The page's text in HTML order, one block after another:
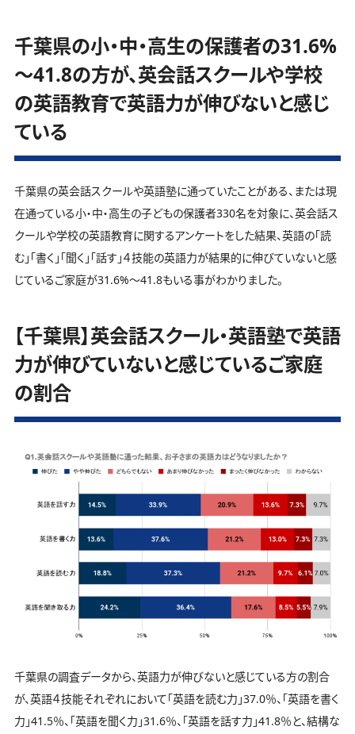
千葉県の小・中・高生の保護者の31.6%
～41.8の方が、英会話スクールや学校
の英語教育で英語力が伸びないと感じ
ている
千葉県の英会話スクールや英語塾に通っていたことがある、または現
在通っている小・中・高生の子どもの保護者330名を対象に、英会話ス
クールや学校の英語教育に関するアンケートをした結果、英語の「読
む」「書く」「聞く」「話す」４技能の英語力が結果的に伸びていないと感
じているご家庭が31.6%～41.8もいる事がわかりました。
【千葉県】英会話スクール・英語塾で英語
力が伸びていないと感じているご家庭
の割合
千葉県の調査データから、英語力が伸びないと感じている方の割合
が、英語４技能それぞれにおいて「英語を読む力」37.0％、「英語を書く
力」41.5％、「英語を聞く力」31.6％、「英語を話す力」41.8％と、結構な